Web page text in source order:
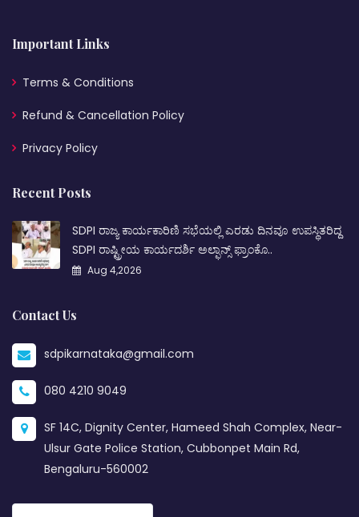
Important Links
Terms & Conditions
Refund & Cancellation Policy
Privacy Policy
Recent Posts
SDPI ರಾಜ್ಯ ಕಾರ್ಯಕಾರಿಣಿ ಸಭೆಯಲ್ಲಿ ಎರಡು ದಿನವೂ ಉಪಸ್ಥಿತರಿದ್ದ
SDPI ರಾಷ್ಟ್ರೀಯ ಕಾರ್ಯದರ್ಶಿ ಅಲ್ಫಾನ್ಸ್ ಫ್ರಾಂಕೊ..
Aug 4,2026
Contact Us
sdpikarnataka@gmail.com
080 4210 9049
SF 14C, Dignity Center, Hameed Shah Complex, Near-
Ulsur Gate Police Station, Cubbonpet Main Rd,
Bengaluru-560002